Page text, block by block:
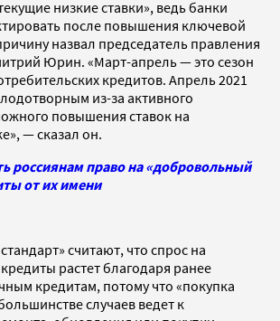
низкие ставки», ведь банки
после повышения ключевой
назвал председатель правления
Юрин. «Март-апрель — это сезон
кредитов. Апрель 2021
из-за активного
повышения ставок на
— сказал он.
россиянам право на «добровольный
от их имени
считают, что спрос на
растет благодаря ранее
кредитам, потому что «покупка
случаев ведет к